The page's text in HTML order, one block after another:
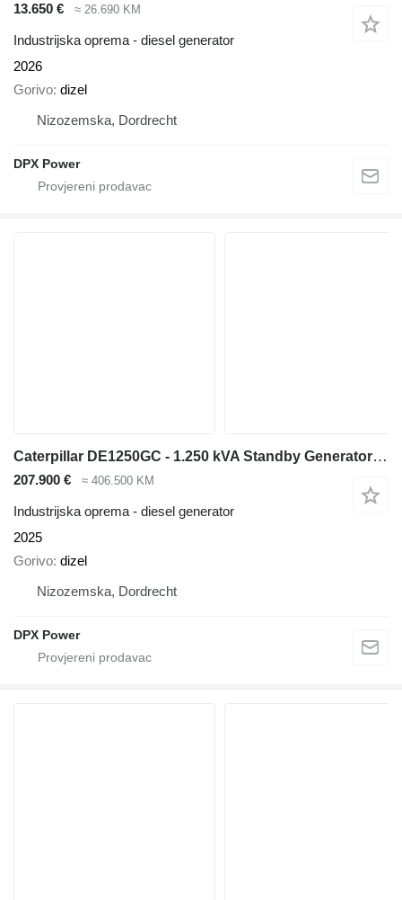
13.650 € ≈ 26.690 KM
Industrijska oprema - diesel generator
2026
Gorivo dizel
Nizozemska, Dordrecht
DPX Power
Caterpillar DE1250GC - 1.250 kVA Standby Generator - DPX-18226
207.900 € ≈ 406.500 KM
Industrijska oprema - diesel generator
2025
Gorivo dizel
Nizozemska, Dordrecht
DPX Power